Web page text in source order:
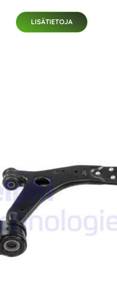
LISÄTIETOJA